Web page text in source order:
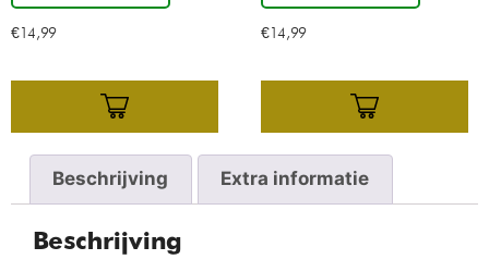
€14,99 €14,99
Beschrijving Extra informatie
Beschrijving